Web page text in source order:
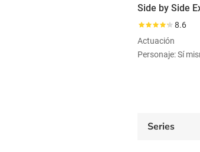
8.6
Actuación
Personaje: Sí
Series